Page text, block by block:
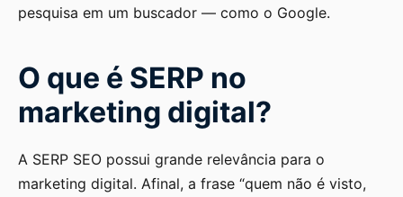
pesquisa em um buscador — como o Google.
O que é SERP no
marketing digital?
A SERP SEO possui grande relevância para o
marketing digital. Afinal, a frase “quem não é visto,